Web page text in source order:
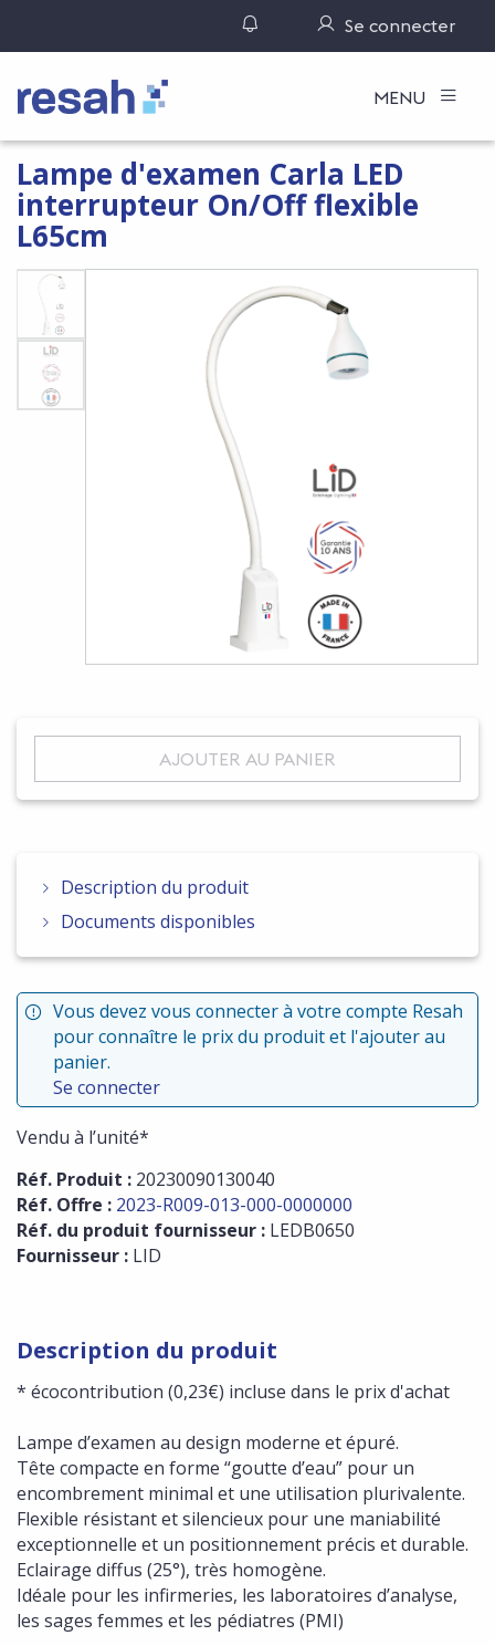
Gérer ses notifications
Se connecter
Logo Resah MENU
Lampe d'examen Carla LED
interrupteur On/Off flexible
L65cm
AJOUTER AU PANIER
Description du produit
Documents disponibles
Vous devez vous connecter à votre compte Resah
pour connaître le prix du produit et l'ajouter au
panier.
Se connecter
Vendu à l’unité*
Réf. Produit : 20230090130040
Réf. Offre : 2023-R009-013-000-0000000
Réf. du produit fournisseur : LEDB0650
Fournisseur : LID
Description du produit
* écocontribution (0,23€) incluse dans le prix d'achat
Lampe d’examen au design moderne et épuré.
Tête compacte en forme “goutte d’eau” pour un
encombrement minimal et une utilisation plurivalente.
Flexible résistant et silencieux pour une maniabilité
exceptionnelle et un positionnement précis et durable.
Eclairage diffus (25°), très homogène.
Idéale pour les infirmeries, les laboratoires d’analyse,
les sages femmes et les pédiatres (PMI)